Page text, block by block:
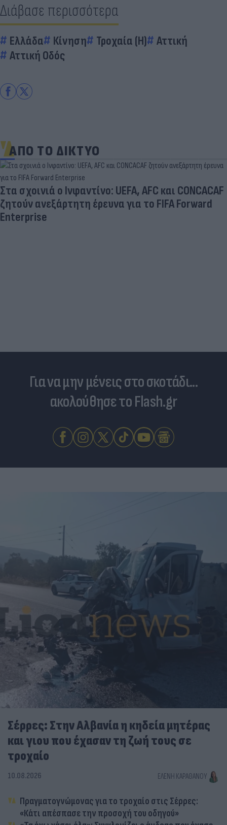
Διάβασε περισσότερα
Ελλάδα Κίνηση Τροχαία (Η)
Αττική
Αττική Οδός
ΑΠΟ ΤΟ ΔΙΚΤΥΟ
Στα σχοινιά ο Ινφαντίνο: UEFA, AFC και CONCACAF
ζητούν ανεξάρτητη έρευνα για το FIFA Forward
Enterprise
Για να μην μένεις στο σκοτάδι...
ακολούθησε το Flash.gr
Σέρρες: Στην Αλβανία η κηδεία μητέρας
και γιου που έχασαν τη ζωή τους σε
τροχαίο
10.08.2026 ΕΛΈΝΗ ΚΑΡΑΘΆΝΟΥ
Πραγματογνώμονας για το τροχαίο στις Σέρρες:
«Κάτι απέσπασε την προσοχή του οδηγού»